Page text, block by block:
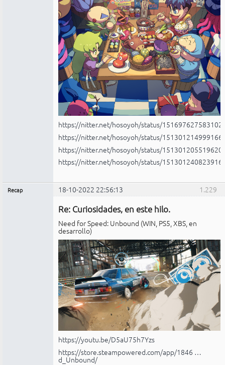
https://nitter.net/hosoyoh/status/
https://nitter.net/hosoyoh/status/
https://nitter.net/hosoyoh/status/
https://nitter.net/hosoyoh/status/
1.229
Recap 18-10-2022 22:56:13
Re: Curiosidades, en este hilo.
Need for Speed: Unbound (WIN, PS5, XBS, en
desarrollo)
https://youtu.be/D5aU75h7Yzs
https://store.steampowered.com/app/1846 …
d_Unbound/